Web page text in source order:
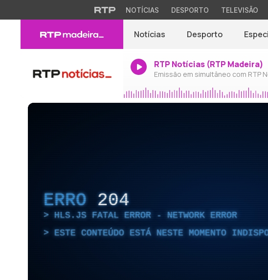
NOTÍCIAS DESPORTO TELEVISÃO
Notícias Desporto
RTP Notícias (RTP Madeira)
Emissão em simultâneo com RTP
ERRO 204
HLS.JS FATAL ERROR - NETWORK ERROR
ESTE CONTEÚDO ESTÁ NESTE MOMENTO